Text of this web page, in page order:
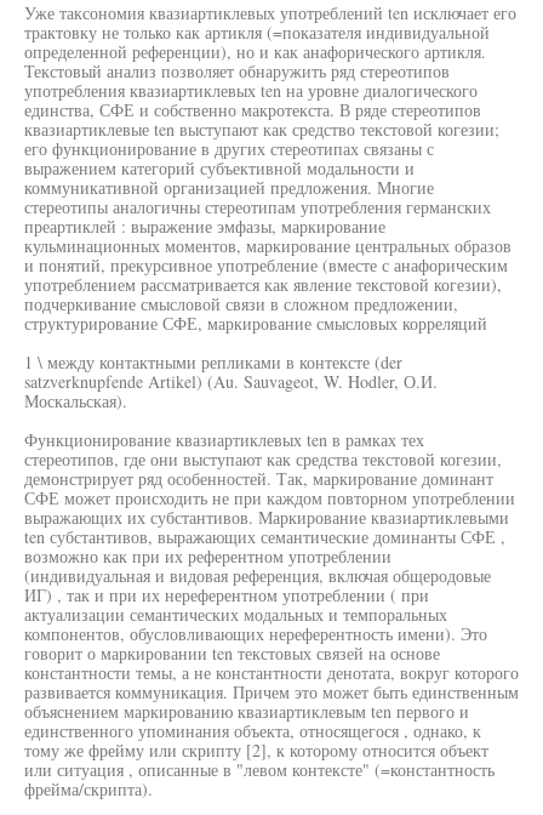
Уже таксономия квазиартиклевых употреблений ten исключает его
трактовку не только как артикля (=показателя индивидуальной
определенной референции), но и как анафорического артикля.
Текстовый анализ позволяет обнаружить ряд стереотипов
употребления квазиартиклевых ten на уровне диалогического
единства, СФЕ и собственно макротекста. В ряде стереотипов
квазиартиклевые ten выступают как средство текстовой когезии;
его функционирование в других стереотипах связаны с
выражением категорий субъективной модальности и
коммуникативной организацией предложения. Многие
стереотипы аналогичны стереотипам употребления германских
преартиклей : выражение эмфазы, маркирование
кульминационных моментов, маркирование центральных образов
и понятий, прекурсивное употребление (вместе с анафорическим
употреблением рассматривается как явление текстовой когезии),
подчеркивание смысловой связи в сложном предложении,
структурирование СФЕ, маркирование смысловых корреляций
1 \ между контактными репликами в контексте (der
satzverknupfende Artikel) (Au. Sauvageot, W. Hodler, О.И.
Москальская).
Функционирование квазиартиклевых ten в рамках тех
стереотипов, где они выступают как средства текстовой когезии,
демонстрирует ряд особенностей. Так, маркирование доминант
СФЕ может происходить не при каждом повторном употреблении
выражающих их субстантивов. Маркирование квазиартиклевыми
ten субстантивов, выражающих семантические доминанты СФЕ ,
возможно как при их референтном употреблении
(индивидуальная и видовая референция, включая общеродовые
ИГ) , так и при их нереферентном употреблении ( при
актуализации семантических модальных и темпоральных
компонентов, обусловливающих нереферентность имени). Это
говорит о маркировании ten текстовых связей на основе
константности темы, а не константности денотата, вокруг которого
развивается коммуникация. Причем это может быть единственным
объяснением маркированию квазиартиклевым ten первого и
единственного упоминания объекта, относящегося , однако, к
тому же фрейму или скрипту [2], к которому относится объект
или ситуация , описанные в "левом контексте" (=константность
фрейма/скрипта).